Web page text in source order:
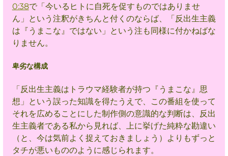
0:38で「今いるヒトに自死を促すものではありませ
ん」という注釈がきちんと付くのならば、「反出生主義
は『うまこな』ではない」という注も同様に付かねばな
りません。
卑劣な構成
「反出生主義はトラウマ経験者が持つ『うまこな』思
想」という誤った知識を得たうえで、この番組を使って
それを広めることにした制作側の意識的な判断は、反出
生主義者である私から見れば、上に挙げた純粋な勘違い
（と、今は気前よく捉えておき ましょう）よりもずっと
タチが悪いもののように感じられます。